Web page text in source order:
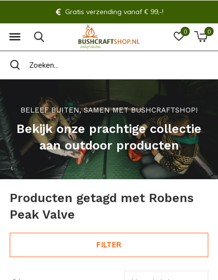
0 0
Gratis verzending vanaf € 99,-!
BELEEF BUITEN, SAMEN MET BUSHCRAFTSHOP!
Bekijk onze prachtige collectie
aan outdoor producten
Producten getagd met Robens
Peak Valve
FILTER